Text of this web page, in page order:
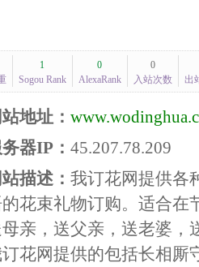
1
Sogou Rank
0
AlexaRank
0
入站次数
出
站地址：
器IP： 45.207.78.209
站描述： 我订花网提供各
花束礼物订购。适合在
亲，送父亲，送老婆，
花网提供的包括长相厮